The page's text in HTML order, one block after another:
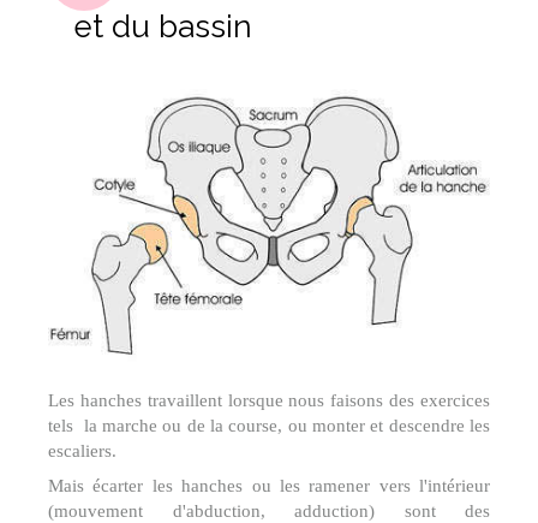
et du bassin
Les hanches travaillent lorsque nous faisons des exercices
tels la marche ou de la course, ou monter et descendre les
escaliers.
Mais écarter les hanches ou les ramener vers l'intérieur
(mouvement d'abduction, adduction) sont des